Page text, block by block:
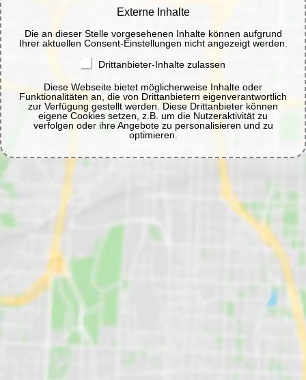
Externe Inhalte
Die an dieser Stelle vorgesehenen Inhalte können aufgrund
Ihrer aktuellen Consent-Einstellungen nicht angezeigt werden.
Drittanbieter-Inhalte zulassen
Diese Webseite bietet möglicherweise Inhalte oder
Funktionalitäten an, die von Drittanbietern eigenverantwortlich
zur Verfügung gestellt werden. Diese Drittanbieter können
eigene Cookies setzen, z.B. um die Nutzeraktivität zu
verfolgen oder ihre Angebote zu personalisieren und zu
optimieren.